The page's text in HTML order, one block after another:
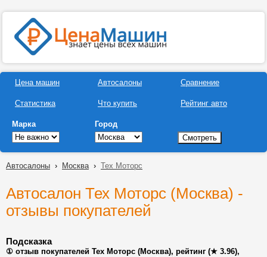
Цена машин
Статистика
Автосалоны
Что купить
Сравнение
Рейтинг авто
Марка Город
Автосалоны › Москва› Тех Моторс
Автосалон Тех Моторс (Москва) -
отзывы покупателей
Подсказка
① отзыв покупателей Тех Моторс (Москва), рейтинг (★ 3.96),